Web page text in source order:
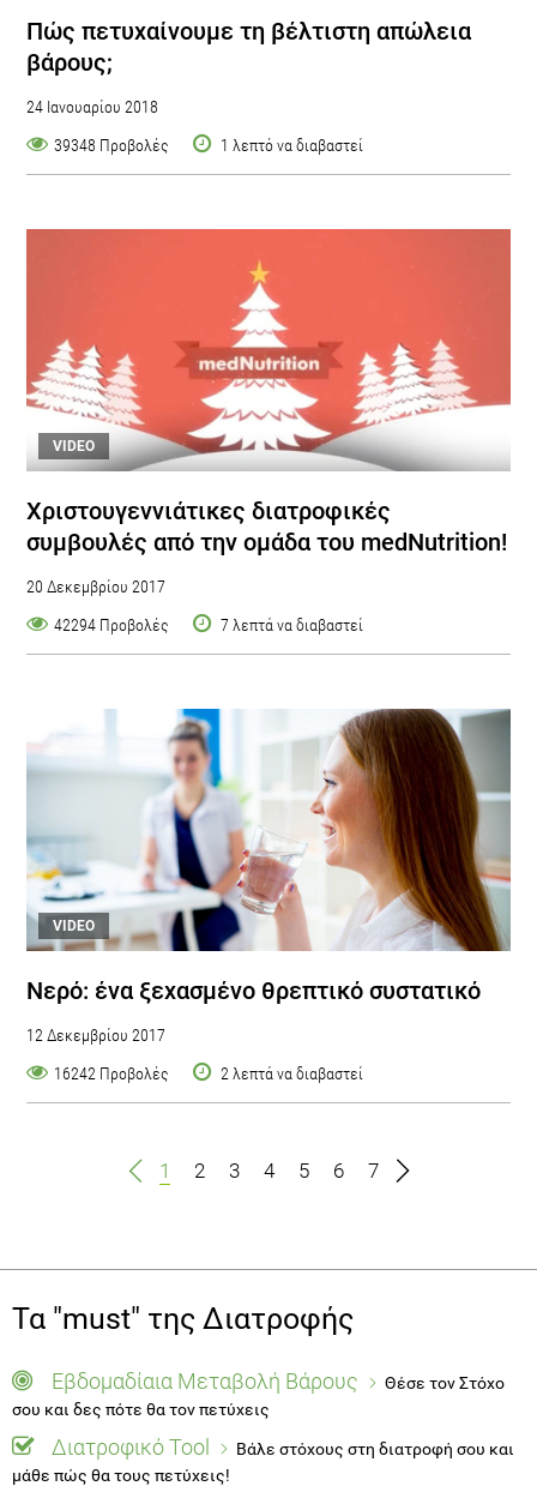
Πώς πετυχαίνουμε τη βέλτιστη απώλεια
βάρους;
24 Ιανουαρίου 2018
39348 Προβολές
1 λεπτό να διαβαστεί
VIDEO
Χριστουγεννιάτικες διατροφικές
συμβουλές από την ομάδα του medNutrition!
20 Δεκεμβρίου 2017
42294 Προβολές
7 λεπτά να διαβαστεί
VIDEO
Νερό: ένα ξεχασμένο θρεπτικό συστατικό
12 Δεκεμβρίου 2017
16242 Προβολές
2 λεπτά να διαβαστεί
1 2 3 4 5 6 7
Τα "must" της Διατροφής
Εβδομαδίαια Μεταβολή Βάρους
Θέσε τον Στόχο
σου και δες πότε θα τον πετύχεις
Διατροφικό Tool
Βάλε στόχους στη διατροφή σου και
μάθε πώς θα τους πετύχεις!